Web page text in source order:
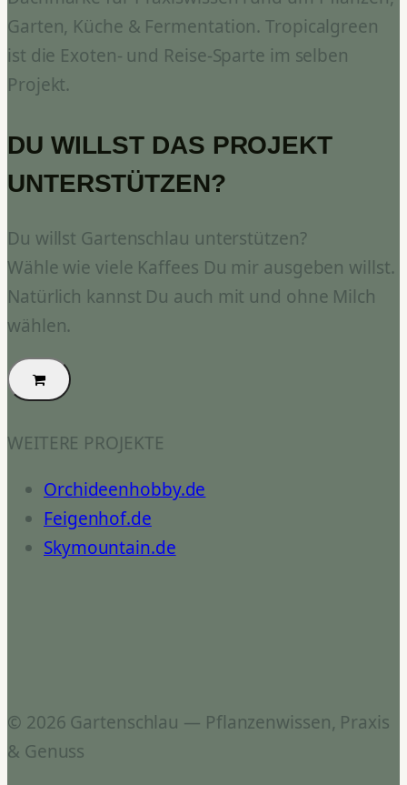
Garten, Küche & Fermentation. Tropicalgreen
ist die Exoten- und Reise-Sparte im selben
Projekt.
DU WILLST DAS PROJEKT
UNTERSTÜTZEN?
Du willst Gartenschlau unterstützen?
Wähle wie viele Kaffees Du mir ausgeben willst.
Natürlich kannst Du auch mit und ohne Milch
wählen.
WEITERE PROJEKTE
Orchideenhobby.de
Feigenhof.de
Skymountain.de
© 2026 Gartenschlau — Pflanzenwissen, Praxis
& Genuss